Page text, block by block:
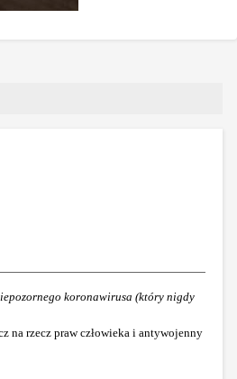
koronawirusa (który nigdy
na rzecz praw człowieka i antywojenny